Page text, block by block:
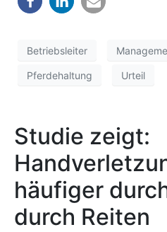
Betriebsleiter
Pferdehaltung Urteil
Studie zeigt:
häufiger
durch Reiten